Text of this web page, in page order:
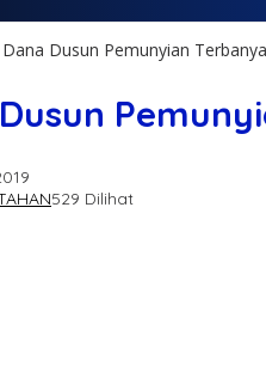
Dusun Pemunyian
529 Dilihat